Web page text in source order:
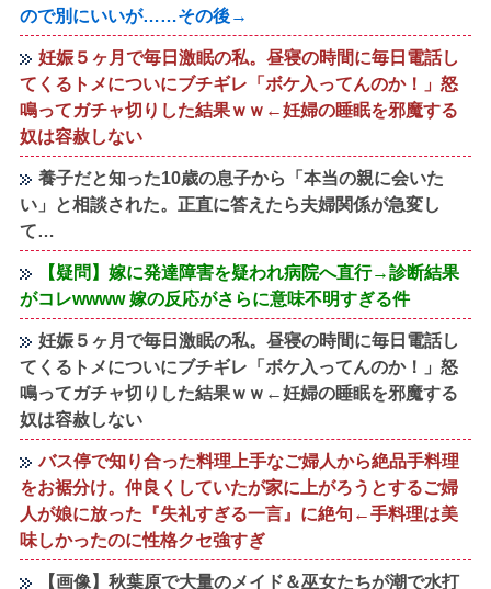
ので別にいいが……その後→
妊娠５ヶ月で毎日激眠の私。昼寝の時間に毎日電話し
てくるトメについにブチギレ「ボケ入ってんのか！」怒
鳴ってガチャ切りした結果ｗｗ←妊婦の睡眠を邪魔する
奴は容赦しない
養子だと知った10歳の息子から「本当の親に会いた
い」と相談された。正直に答えたら夫婦関係が急変し
て…
【疑問】嫁に発達障害を疑われ病院へ直行→診断結果
がコレwwww 嫁の反応がさらに意味不明すぎる件
妊娠５ヶ月で毎日激眠の私。昼寝の時間に毎日電話し
てくるトメについにブチギレ「ボケ入ってんのか！」怒
鳴ってガチャ切りした結果ｗｗ←妊婦の睡眠を邪魔する
奴は容赦しない
バス停で知り合った料理上手なご婦人から絶品手料理
をお裾分け。仲良くしていたが家に上がろうとするご婦
人が娘に放った『失礼すぎる一言』に絶句←手料理は美
味しかったのに性格クセ強すぎ
【画像】秋葉原で大量のメイド＆巫女たちが潮で水打